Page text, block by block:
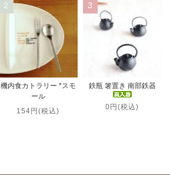
2
機内食カトラリー *スモ
ール
154円(税込)
3
鉄瓶 箸置き 南部鉄器
0円(税込)